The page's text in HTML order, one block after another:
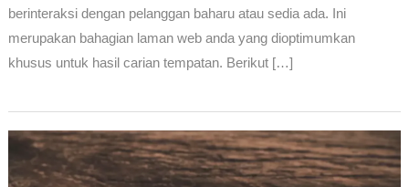
berinteraksi dengan pelanggan baharu atau sedia ada. Ini
merupakan bahagian laman web anda yang dioptimumkan
khusus untuk hasil carian tempatan. Berikut […]